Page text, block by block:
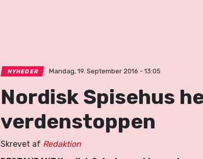
NYHEDER Mandag, 19. September 2016 - 13:05
Nordisk Spisehus
verdenstoppen
Skrevet af Redaktion